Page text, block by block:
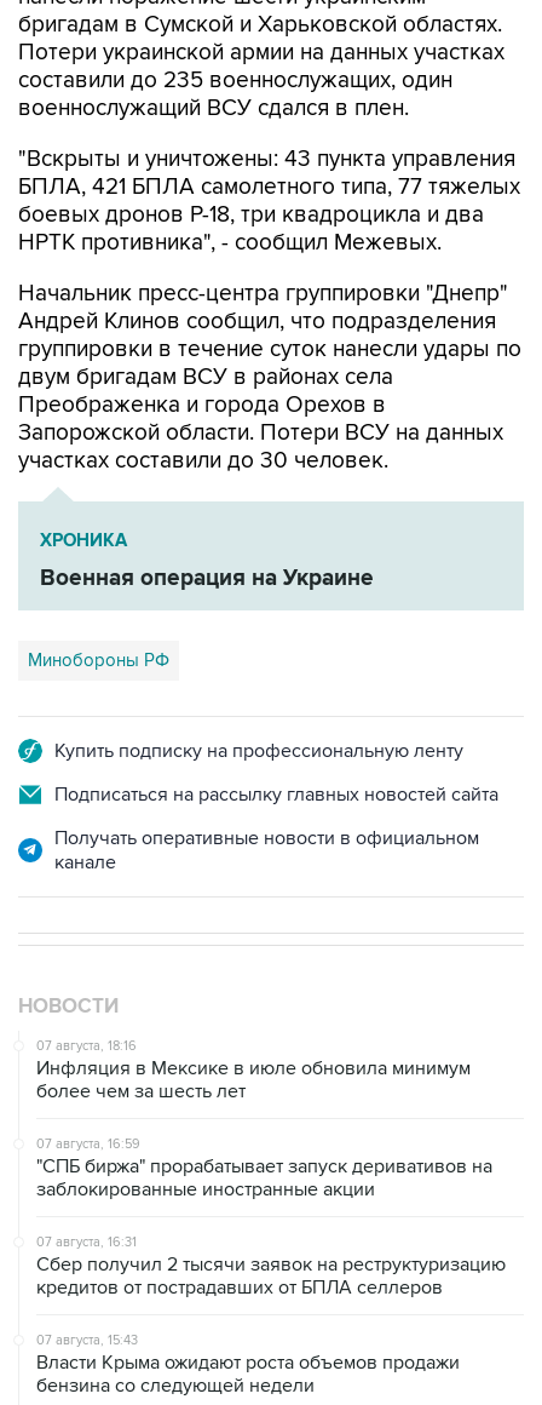
бригадам в Сумской и Харьковской областях.
Потери украинской армии на данных участках
составили до 235 военнослужащих, один
военнослужащий ВСУ сдался в плен.
"Вскрыты и уничтожены: 43 пункта управления
БПЛА, 421 БПЛА самолетного типа, 77 тяжелых
боевых дронов Р-18, три квадроцикла и два
НРТК противника", - сообщил Межевых.
Начальник пресс-центра группировки "Днепр"
Андрей Клинов сообщил, что подразделения
группировки в течение суток нанесли удары по
двум бригадам ВСУ в районах села
Преображенка и города Орехов в
Запорожской области. Потери ВСУ на данных
участках составили до 30 человек.
ХРОНИКА
Военная операция на Украине
Минобороны РФ
Купить подписку на профессиональную ленту
Подписаться на рассылку главных новостей сайта
Получать оперативные новости в официальном
канале
НОВОСТИ
07 августа, 18:16
Инфляция в Мексике в июле обновила минимум
более чем за шесть лет
07 августа, 16:59
"СПБ биржа" прорабатывает запуск деривативов на
заблокированные иностранные акции
07 августа, 16:31
Сбер получил 2 тысячи заявок на реструктуризацию
кредитов от пострадавших от БПЛА селлеров
07 августа, 15:43
Власти Крыма ожидают роста объемов продажи
бензина со следующей недели